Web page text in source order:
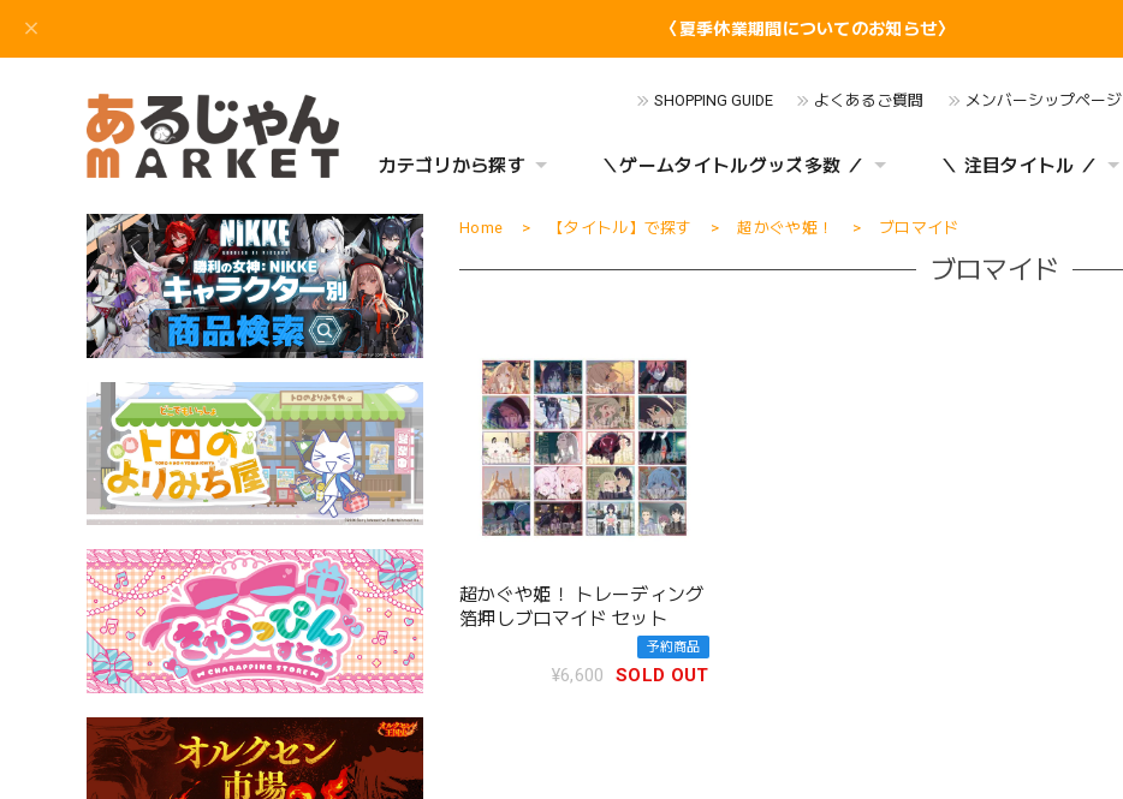
〈夏季休業期間についてのお知らせ〉
SHOPPING GUIDE よくあるご質問 メンバーシップページ
カテゴリから探す ＼ゲームタイトルグッズ多数 ／ ＼ 注目タイトル ／
Home 【タイトル】で探す 超かぐや姫！ ブロマイド
ブロマイド
超かぐや姫！ トレーディング
箔押しブロマイド セット
予約商品
¥6,600 SOLD OUT